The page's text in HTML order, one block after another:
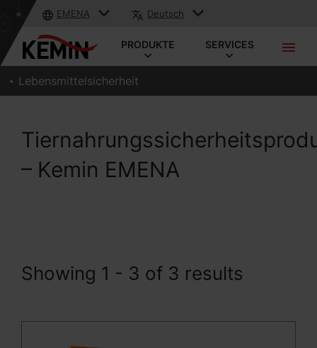
EMENA Deutsch
PRODUKTE SERVICES
Lebensmittelsicherheit
– Kemin EMENA
Showing 1 - 3 of 3 results